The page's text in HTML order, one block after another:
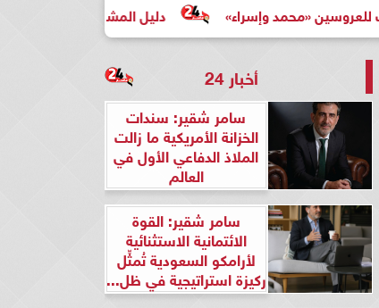
دليل المشتري لأول مرة لاختيار مشروع وإسراء»
أخبار 24
سامر شقير: سندات
الخزانة الأمريكية ما زالت
الملاذ الدفاعي الأول في
العالم
سامر شقير: القوة
الائتمانية الاستثنائية
لأرامكو السعودية تُمثِّل
ركيزة استراتيجية في ظل...